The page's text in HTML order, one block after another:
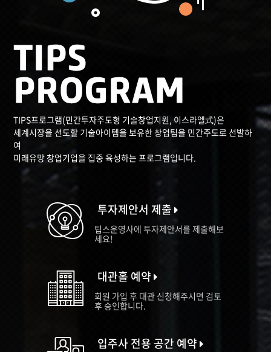
TIPS프로그램(민간투자주도형 기술창업지원, 이스라엘式)은
세계시장을 선도할 기술아이템을 보유한 창업팀을 민간주도로 선발하
여
미래유망 창업기업을 집중 육성하는 프로그램입니다.
투자제안서 제출
팁스운영사에 투자제안서를 제출해보
세요!
대관홀 예약
회원 가입 후 대관 신청해주시면 검토
후 승인합니다.
입주사 전용 공간 예약